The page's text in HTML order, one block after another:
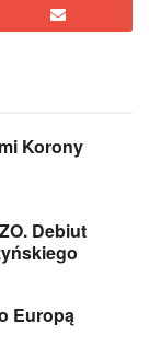
Korony
Debiut
Europą